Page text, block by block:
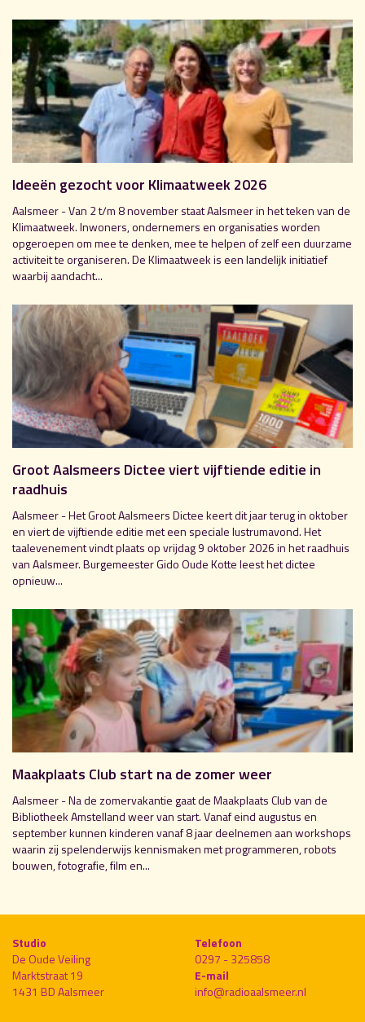
Ideeën gezocht voor Klimaatweek 2026
Aalsmeer - Van 2 t/m 8 november staat Aalsmeer in het teken van de
Klimaatweek. Inwoners, ondernemers en organisaties worden
opgeroepen om mee te denken, mee te helpen of zelf een duurzame
activiteit te organiseren. De Klimaatweek is een landelijk initiatief
waarbij aandacht...
Groot Aalsmeers Dictee viert vijftiende editie in
raadhuis
Aalsmeer - Het Groot Aalsmeers Dictee keert dit jaar terug in oktober
en viert de vijftiende editie met een speciale lustrumavond. Het
taalevenement vindt plaats op vrijdag 9 oktober 2026 in het raadhuis
van Aalsmeer. Burgemeester Gido Oude Kotte leest het dictee
opnieuw...
Maakplaats Club start na de zomer weer
Aalsmeer - Na de zomervakantie gaat de Maakplaats Club van de
Bibliotheek Amstelland weer van start. Vanaf eind augustus en
september kunnen kinderen vanaf 8 jaar deelnemen aan workshops
waarin zij spelenderwijs kennismaken met programmeren, robots
bouwen, fotografie, film en...
Studio
De Oude Veiling
Marktstraat 19
1431 BD Aalsmeer
Telefoon
0297 - 325858
E-mail
info@radioaalsmeer.nl